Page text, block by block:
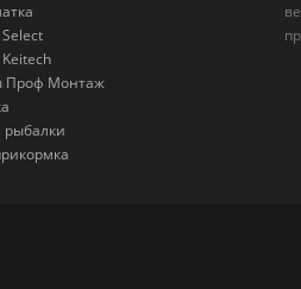
Проф Монтаж
рыбалки